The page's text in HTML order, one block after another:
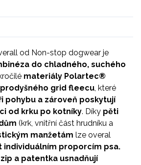
od Non-stop dogwear je
do chladného, suchého
materiály Polartec®
grid fleecu, které
pohybu a zároveň poskytují
od krku po kotníky. Díky pěti
(krk, vnitřní část hrudníku a
manžetám lze overal
individuálním proporcím psa.
a patentka usnadňují